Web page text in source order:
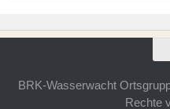
BRK-Wasserwacht
Rechte